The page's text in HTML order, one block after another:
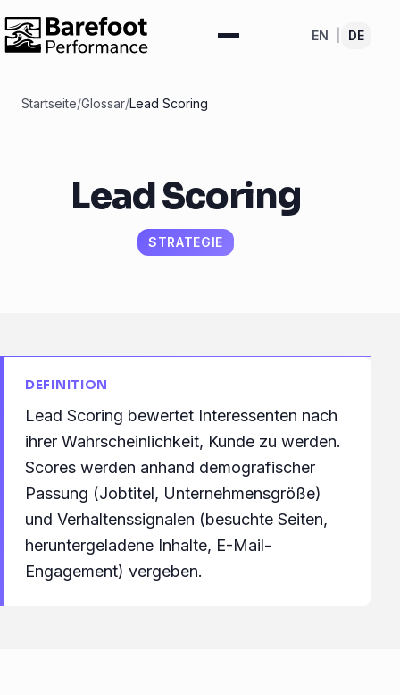
EN DE
Startseite/Glossar/Lead Scoring
Lead Scoring
STRATEGIE
DEFINITION
Lead Scoring bewertet Interessenten nach
ihrer Wahrscheinlichkeit, Kunde zu werden.
Scores werden anhand demografischer
Passung (Jobtitel, Unternehmensgröße)
und Verhaltenssignalen (besuchte Seiten,
heruntergeladene Inhalte, E-Mail-
Engagement) vergeben.